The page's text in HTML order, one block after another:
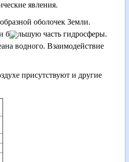
явления.
оболочек Земли.
б
льшую часть гидросферы.
водного. Взаимодействие
присутствуют и другие